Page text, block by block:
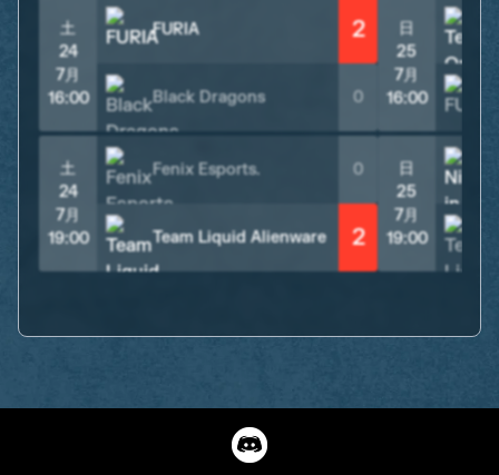
土
24
7月
16:00
FURIA 2
Black Dragons 0
土
24
7月
19:00
Fenix Esports. 0
Team Liquid Alienware 2
日
25
7月
16:00
日
25
7月
19:00